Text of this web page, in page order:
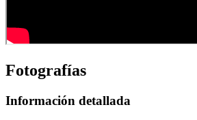
Fotografías
Información detallada